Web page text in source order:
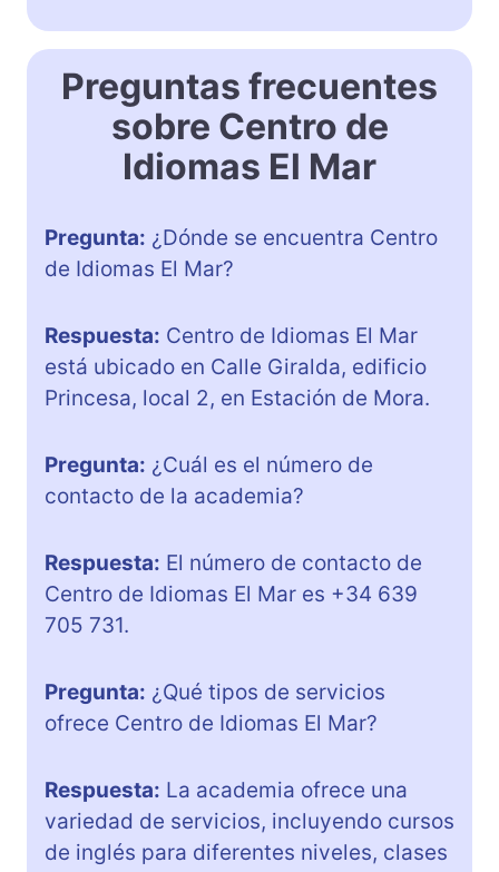
Preguntas frecuentes
sobre Centro de
Idiomas El Mar
Pregunta: ¿Dónde se encuentra Centro
de Idiomas El Mar?
Respuesta: Centro de Idiomas El Mar
está ubicado en Calle Giralda, edificio
Princesa, local 2, en Estación de Mora.
Pregunta: ¿Cuál es el número de
contacto de la academia?
Respuesta: El número de contacto de
Centro de Idiomas El Mar es +34 639
705 731.
Pregunta: ¿Qué tipos de servicios
ofrece Centro de Idiomas El Mar?
Respuesta: La academia ofrece una
variedad de servicios, incluyendo cursos
de inglés para diferentes niveles, clases